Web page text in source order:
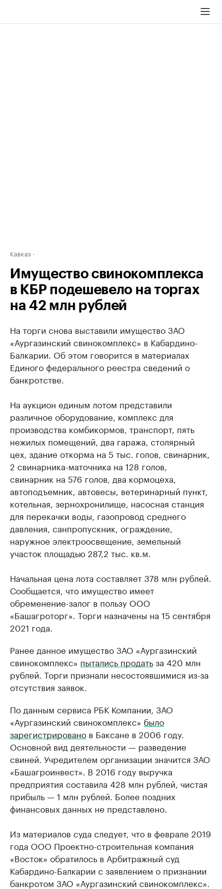
Кавказ
Имущество свинокомплекса
в КБР подешевело на торгах
на 42 млн рублей
На торги снова выставили имущество ЗАО
«Аургазинский свинокомплекс» в Кабардино-
Балкарии. Об этом говорится в материалах
Единого федерального реестра сведений о
банкротстве.
На аукцион единым лотом представили
различное оборудование, комплекс для
производства комбикормов, транспорт, пять
нежилых помещений, два гаража, столярный
цех, здание откорма на 5 тыс. голов, свинарник,
2 свинарника-маточника на 128 голов,
свинарник на 576 голов, два кормоцеха,
автоподъемник, автовесы, ветеринарный пункт,
котельная, зернохронилище, насосная станция
для перекачки воды, газопровод среднего
давления, санпропускник, ограждение,
наружное электроосвещение, земельный
участок площадью 287,2 тыс. кв.м.
Начальная цена лота составляет 378 млн рублей.
Сообщается, что имущество имеет
обременение-залог в пользу ООО
«Башагроторг». Торги назначены на 15 сентября
2021 года.
Ранее данное имущество ЗАО «Аургазинский
свинокомплекс» пытались продатьза 420 млн
рублей. Торги признали несостоявшимися из-за
отсутствия заявок.
По данным сервиса РБК Компании, ЗАО
«Аургазинский свинокомплекс» было
зарегистрировано в Баксане в 2006 году.
Основной вид деятельности — разведение
свиней. Учредителем организации значится ЗАО
«Башагроинвест». В 2016 году выручка
предприятия составила 428 млн рублей, чистая
прибыль — 1 млн рублей. Более поздних
финансовых данных не представлено.
Из материалов суда следует, что в феврале 2019
года ООО Проектно-строительная компания
«Восток» обратилось в Арбитражный суд
Кабардино-Балкарии с заявлением о признании
банкротом ЗАО «Аургазинский свинокомплекс».